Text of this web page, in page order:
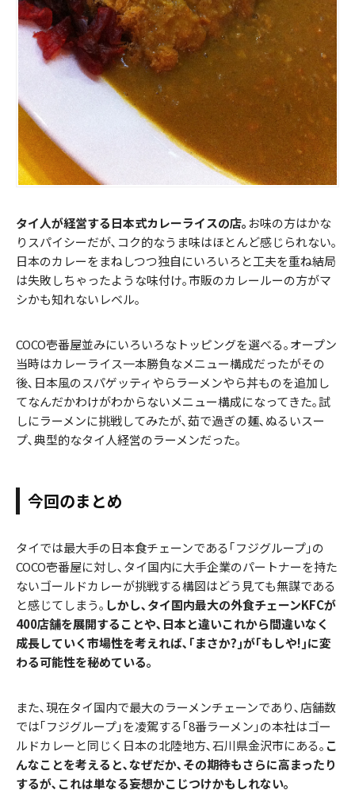
タイ人が経営する日本式カレーライスの店｡ お味の方はかな
りスパイシーだが､コク的なうま味はほとんど感じられない｡
日本のカレーをまねしつつ独自にいろいろと工夫を重ね結局
は失敗しちゃったような味付け｡市販のカレールーの方がマ
シかも知れないレベル｡
COCO壱番屋並みにいろいろなトッピングを選べる｡オープン
当時はカレーライス一本勝負なメニュー構成だったがその
後､日本風のスパゲッティやらラーメンやら丼ものを追加し
てなんだかわけがわからないメニュー構成になってきた｡試
しにラーメンに挑戦してみたが､茹で過ぎの麺､ぬるいスー
プ､典型的なタイ人経営のラーメンだった｡
今回のまとめ
タイでは最大手の日本食チェーンである｢フジグループ｣の
COCO壱番屋に対し､タイ国内に大手企業のパートナーを持た
ないゴールドカレーが挑戦する構図はどう見ても無謀である
と感じてしまう｡ しかし､タイ国内最大の外食チェーンKFCが
400店舗を展開することや､日本と違いこれから間違いなく
成長していく市場性を考えれば､｢まさか?｣が｢もしや!｣に変
わる可能性を秘めている｡
また､現在タイ国内で最大のラーメンチェーンであり､店舗数
では｢フジグループ｣を凌駕する｢8番ラーメン｣の本社はゴー
ルドカレーと同じく日本の北陸地方､石川県金沢市にある｡ こ
んなことを考えると､なぜだか､その期待もさらに高まったり
するが､これは単なる妄想かこじつけかもしれない｡